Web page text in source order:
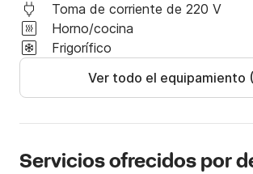
Ofrecemos servicios de jornada
jornada, navegaciones de noche,
que más se ajuste a vuestras
muy cómoda. La tripulación tiene gran
de servicio.
Toma de corriente de 220 V
Horno/cocina
Frigorífico
Ver todo el equipamiento
Servicios ofrecidos por